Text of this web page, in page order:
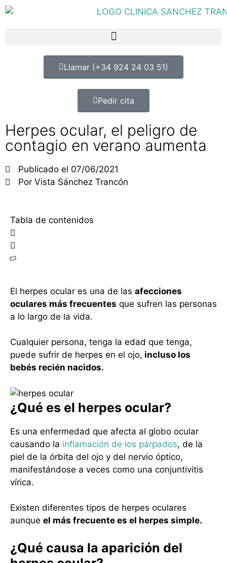
Llamar (+34 924 24 03 51)
Pedir cita
Herpes ocular, el peligro de
contagio en verano aumenta
Publicado el 07/06/2021
Por Vista Sánchez Trancón
El herpes ocular es una de las afecciones
oculares más frecuentes que sufren las personas
a lo largo de la vida.
Cualquier persona, tenga la edad que tenga,
puede sufrir de herpes en el ojo, incluso los
bebés recién nacidos.
¿Qué es el herpes ocular?
Es una enfermedad que afecta al globo ocular
causando la inflamación de los párpados, de la
piel de la órbita del ojo y del nervio óptico,
manifestándose a veces como una conjuntivitis
vírica.
Existen diferentes tipos de herpes oculares
aunque el más frecuente es el herpes simple.
¿Qué causa la aparición del
Tabla de contenidos